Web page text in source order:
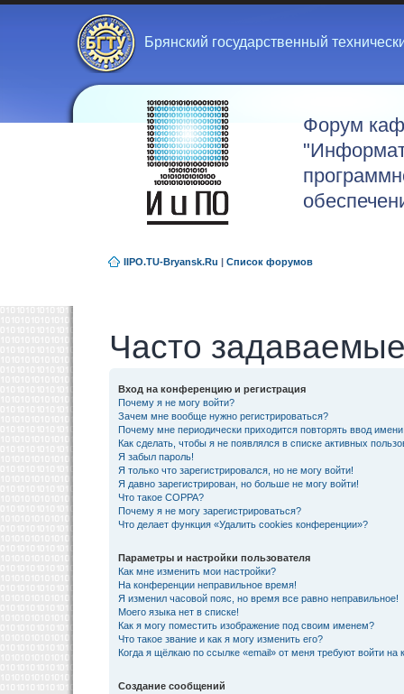
Брянский государственный
Форум
IIPO.TU-Bryansk.Ru | Список форумов
Часто
Вход на конференцию и регистрация
Почему я не могу войти?
Зачем мне вообще нужно регистрироваться?
Почему мне периодически приходится повторять ввод
Как сделать, чтобы я не появлялся в списке активных
Я забыл пароль!
Я только что зарегистрировался, но не могу войти!
Я давно зарегистрирован, но больше не могу войти!
Что такое COPPA?
Почему я не могу зарегистрироваться?
Что делает функция «Удалить cookies конференции»?
Параметры и настройки пользователя
Как мне изменить мои настройки?
На конференции неправильное время!
Я изменил часовой пояс, но время все равно неправильное!
Моего языка нет в списке!
Как я могу поместить изображение под своим именем?
Что такое звание и как я могу изменить его?
Когда я щёлкаю по ссылке «email» от меня требуют войти на
Создание сообщений